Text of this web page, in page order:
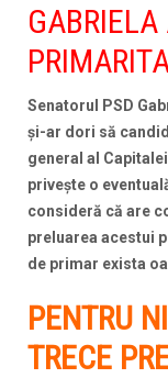
Senatorul PSD
şi-ar dori să
general al
priveşte o
consideră că are
preluarea acestui
de primar exista
PENTRU
TRECE